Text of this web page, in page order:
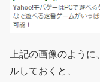
上記の画像のよう
ルしておくと、